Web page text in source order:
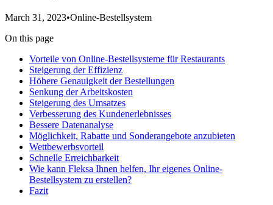
March 31, 2023•Online-Bestellsystem
On this page
Vorteile von Online-Bestellsysteme für Restaurants
Steigerung der Effizienz
Höhere Genauigkeit der Bestellungen
Senkung der Arbeitskosten
Steigerung des Umsatzes
Verbesserung des Kundenerlebnisses
Bessere Datenanalyse
Möglichkeit, Rabatte und Sonderangebote anzubieten
Wettbewerbsvorteil
Schnelle Erreichbarkeit
Wie kann Fleksa Ihnen helfen, Ihr eigenes Online-
Bestellsystem zu erstellen?
Fazit